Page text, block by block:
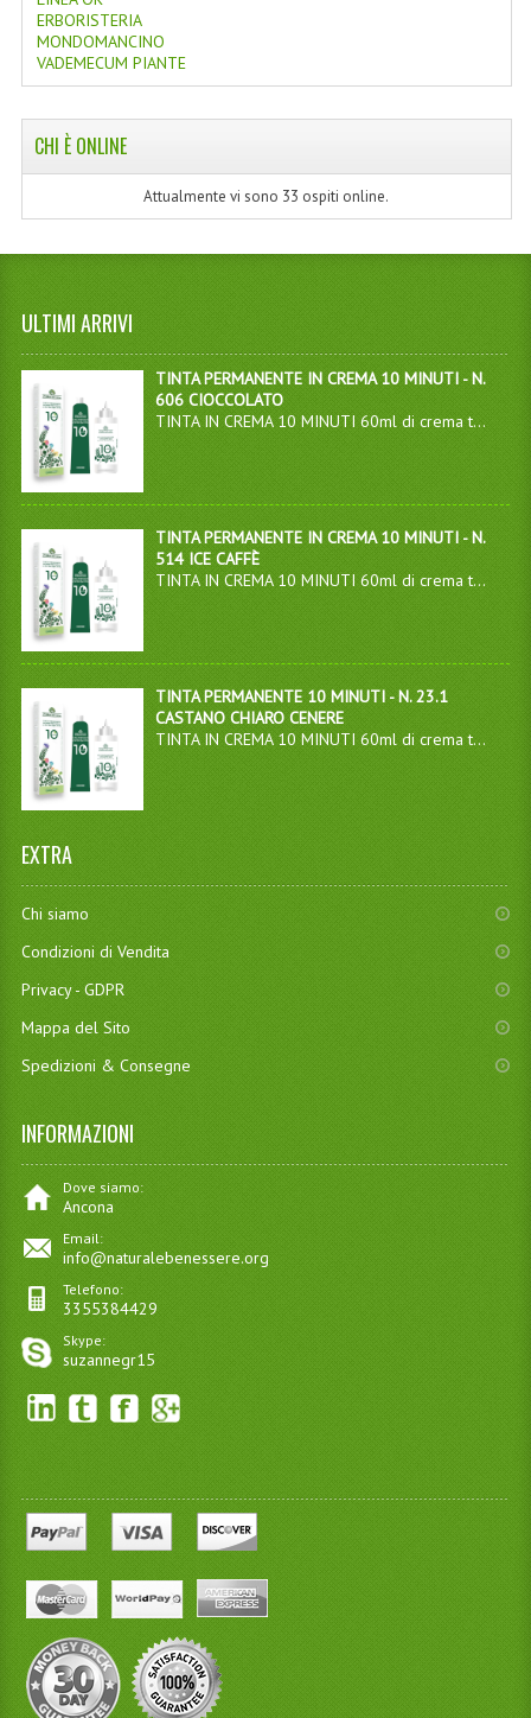
ERBORISTERIA
MONDOMANCINO
VADEMECUM PIANTE
CHI È ONLINE
Attualmente vi sono 33 ospiti online.
ULTIMI ARRIVI
TINTA PERMANENTE IN CREMA 10 MINUTI - N.
606 CIOCCOLATO
TINTA IN CREMA 10 MINUTI 60ml di crema t...
TINTA PERMANENTE IN CREMA 10 MINUTI - N.
514 ICE CAFFÈ
TINTA IN CREMA 10 MINUTI 60ml di crema t...
TINTA PERMANENTE 10 MINUTI - N. 23.1
CASTANO CHIARO CENERE
TINTA IN CREMA 10 MINUTI 60ml di crema t...
EXTRA
Chi siamo
Condizioni di Vendita
Privacy - GDPR
Mappa del Sito
Spedizioni & Consegne
INFORMAZIONI
Dove siamo:
Ancona
Email:
info@naturalebenessere.org
Telefono:
3355384429
Skype:
suzannegr15